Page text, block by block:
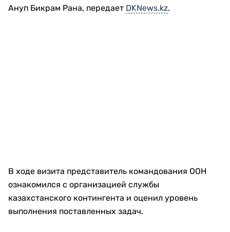
Ануп Бикрам Рана, передает DKNews.kz.
В ходе визита представитель командования ООН
ознакомился с организацией службы
казахстанского контингента и оценил уровень
выполнения поставленных задач.